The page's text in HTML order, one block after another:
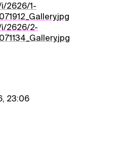
2626/1-
i/2626/2-
23:06